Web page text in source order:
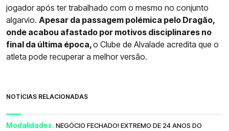
jogador após ter trabalhado com o mesmo no conjunto
algarvio. Apesar da passagem polémica pelo Dragão,
onde acabou afastado por motivos disciplinares no
final da última época,o Clube de Alvalade acredita que o
atleta pode recuperar a melhor versão.
NOTÍCIAS RELACIONADAS
Modalidades. NEGÓCIO FECHADO! EXTREMO DE 24 ANOS DO